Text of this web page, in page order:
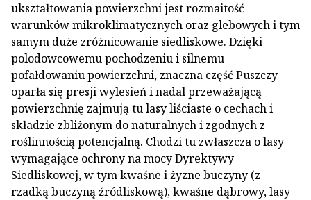
ukształtowania powierzchni jest rozmaitość
warunków mikroklimatycznych oraz glebowych i tym
samym duże zróżnicowanie siedliskowe. Dzięki
polodowcowemu pochodzeniu i silnemu
pofałdowaniu powierzchni, znaczna część Puszczy
oparła się presji wylesień i nadal przeważającą
powierzchnię zajmują tu lasy liściaste o cechach i
składzie zbliżonym do naturalnych i zgodnych z
roślinnością potencjalną. Chodzi tu zwłaszcza o lasy
wymagające ochrony na mocy Dyrektywy
Siedliskowej, w tym kwaśne i żyzne buczyny (z
rzadką buczyną źródliskową), kwaśne dąbrowy, lasy